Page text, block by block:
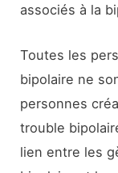
associés à la
Toutes les
bipolaire ne
personnes
trouble
lien entre les